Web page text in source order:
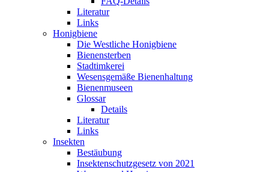
Literatur
Links
Honigbiene
Die Westliche Honigbiene
Bienensterben
Stadtimkerei
Wesensgemäße Bienenhaltung
Bienenmuseen
Glossar
Details
Literatur
Links
Insekten
Bestäubung
Insektenschutzgesetz von 2021